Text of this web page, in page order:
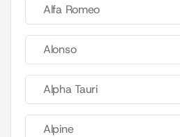
Alfa Romeo
Alonso
Alpha Tauri
Alpine